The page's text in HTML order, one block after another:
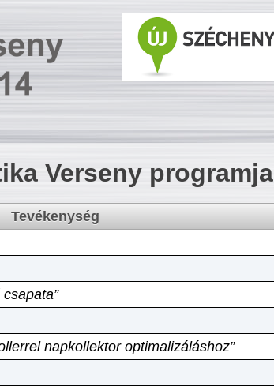
Verseny programja
Tevékenység
napkollektor optimalizáláshoz”